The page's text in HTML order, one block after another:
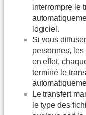
interrompre le
logiciel.
Si vous
personnes, les
en effet,
terminé le
Le transfert
le type des